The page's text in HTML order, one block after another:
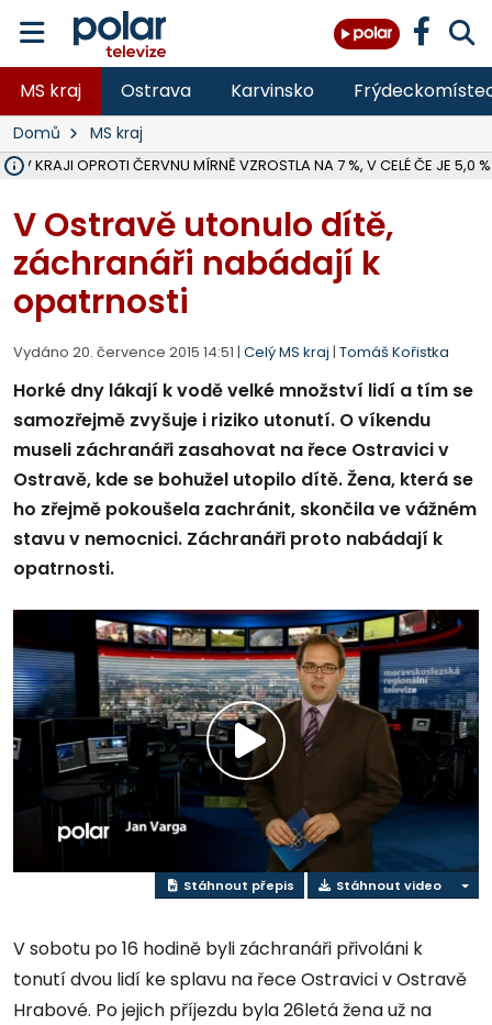
MS kraj Ostrava Karvinsko
Domů MS kraj
V KRAJI OPROTI ČERVNU MÍRNĚ VZROSTLA NA 7 %, V CELÉ ČE JE 5,0 %
V Ostravě utonulo dítě,
záchranáři nabádají k
opatrnosti
Vydáno 20. července 2015 14:51 | Celý MS kraj | Tomáš Kořistka
Horké dny lákají k vodě velké množství lidí a tím se
samozřejmě zvyšuje i riziko utonutí. O víkendu
museli záchranáři zasahovat na řece Ostravici v
Ostravě, kde se bohužel utopilo dítě. Žena, která se
ho zřejmě pokoušela zachránit, skončila ve vážném
stavu v nemocnici. Záchranáři proto nabádají k
opatrnosti.
Přehrát
video
Stáhnout přepis Stáhnout video
V sobotu po 16 hodině byli záchranáři přivoláni k
tonutí dvou lidí ke splavu na řece Ostravici v Ostravě
Hrabové. Po jejich příjezdu byla 26letá žena už na